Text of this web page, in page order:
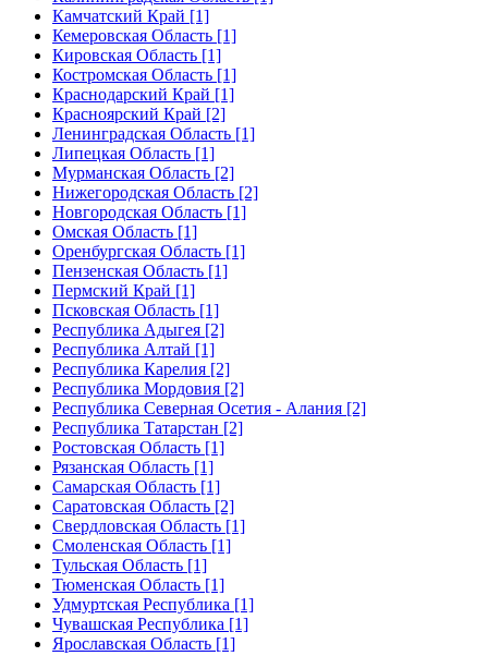
Камчатский Край [1]
Кемеровская Область [1]
Кировская Область [1]
Костромская Область [1]
Краснодарский Край [1]
Красноярский Край [2]
Ленинградская Область [1]
Липецкая Область [1]
Мурманская Область [2]
Нижегородская Область [2]
Новгородская Область [1]
Омская Область [1]
Оренбургская Область [1]
Пензенская Область [1]
Пермский Край [1]
Псковская Область [1]
Республика Адыгея [2]
Республика Алтай [1]
Республика Карелия [2]
Республика Мордовия [2]
Республика Северная Осетия - Алания [2]
Республика Татарстан [2]
Ростовская Область [1]
Рязанская Область [1]
Самарская Область [1]
Саратовская Область [2]
Свердловская Область [1]
Смоленская Область [1]
Тульская Область [1]
Тюменская Область [1]
Удмуртская Республика [1]
Чувашская Республика [1]
Ярославская Область [1]